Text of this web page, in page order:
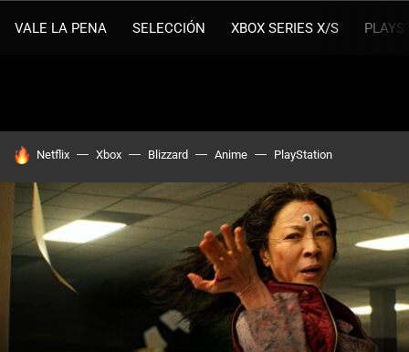
VALE LA PENA SELECCIÓN XBOX SERIES X/S
HOY SE HABLA DE
Netflix Xbox Blizzard Anime PlayStation